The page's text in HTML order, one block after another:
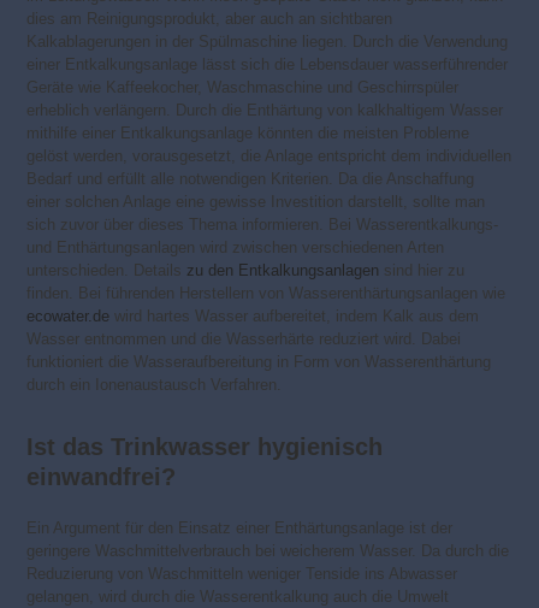
dies am Reinigungsprodukt, aber auch an sichtbaren
Kalkablagerungen in der Spülmaschine liegen. Durch die Verwendung
einer Entkalkungsanlage lässt sich die Lebensdauer wasserführender
Geräte wie Kaffeekocher, Waschmaschine und Geschirrspüler
erheblich verlängern. Durch die Enthärtung von kalkhaltigem Wasser
mithilfe einer Entkalkungsanlage könnten die meisten Probleme
gelöst werden, vorausgesetzt, die Anlage entspricht dem individuellen
Bedarf und erfüllt alle notwendigen Kriterien. Da die Anschaffung
einer solchen Anlage eine gewisse Investition darstellt, sollte man
sich zuvor über dieses Thema informieren. Bei Wasserentkalkungs-
und Enthärtungsanlagen wird zwischen verschiedenen Arten
unterschieden. Details zu den Entkalkungsanlagen sind hier zu
finden. Bei führenden Herstellern von Wasserenthärtungsanlagen wie
ecowater.de wird hartes Wasser aufbereitet, indem Kalk aus dem
Wasser entnommen und die Wasserhärte reduziert wird. Dabei
funktioniert die Wasseraufbereitung in Form von Wasserenthärtung
durch ein Ionenaustausch Verfahren.
Ist das Trinkwasser hygienisch
einwandfrei?
Ein Argument für den Einsatz einer Enthärtungsanlage ist der
geringere Waschmittelverbrauch bei weicherem Wasser. Da durch die
Reduzierung von Waschmitteln weniger Tenside ins Abwasser
gelangen, wird durch die Wasserentkalkung auch die Umwelt